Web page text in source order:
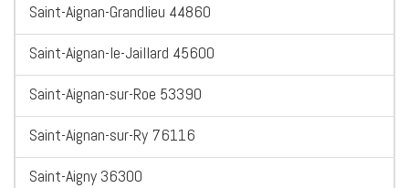
Saint-Aignan-Grandlieu 44860
Saint-Aignan-le-Jaillard 45600
Saint-Aignan-sur-Roe 53390
Saint-Aignan-sur-Ry 76116
Saint-Aigny 36300